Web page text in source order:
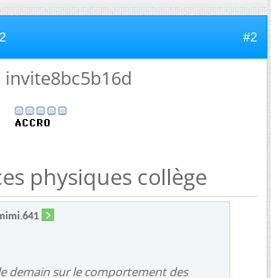
#2
invite8bc5b16d
physiques collège
demain sur le comportement des